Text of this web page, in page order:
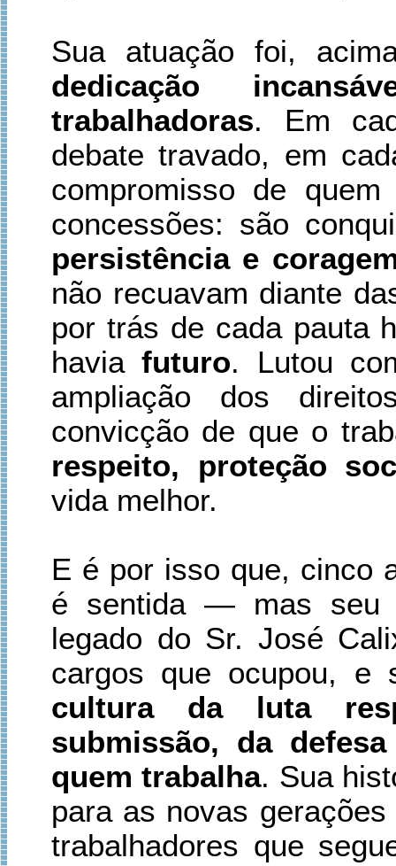
Sua atuação foi,
dedicação
trabalhadoras. Em
debate travado, em
compromisso de
concessões: são
persistência e
não recuavam diante
por trás de cada pauta
haviafuturo. Lutou
ampliação dos
convicção de que o
respeito, proteção
vida melhor.
E é por isso que, cinco
é sentida — mas seu
legado do Sr. José
cargos que ocupou,
cultura da luta
submissão, da
quem trabalha. Sua
para as novas
trabalhadores que